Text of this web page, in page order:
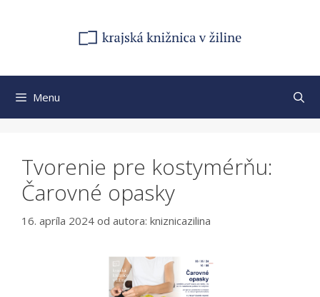
Menu
Tvorenie pre kostymérňu:
Čarovné opasky
16. apríla 2024 od autora: kniznicazilina